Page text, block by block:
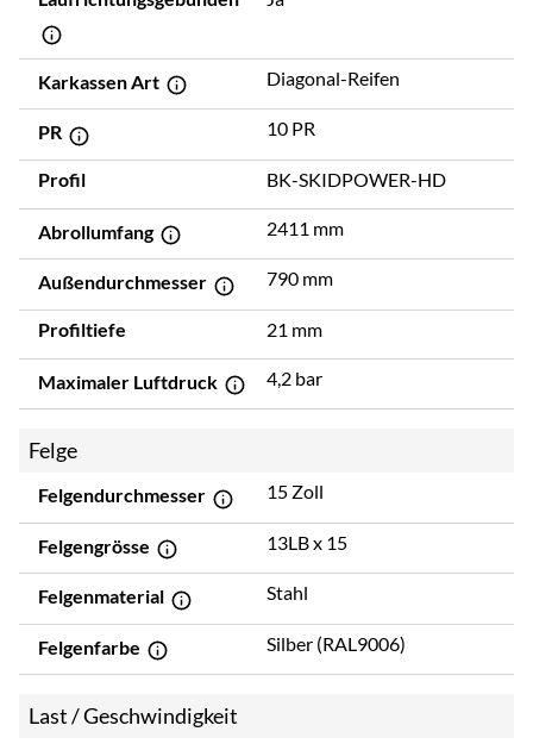
Karkassen Art Diagonal-Reifen
PR 10 PR
Profil BK-SKIDPOWER-HD
Abrollumfang 2411 mm
Außendurchmesser 790 mm
Profiltiefe 21 mm
Maximaler Luftdruck 4,2 bar
Felge
Felgendurchmesser 15 Zoll
Felgengrösse 13LB x 15
Felgenmaterial Stahl
Felgenfarbe Silber (RAL9006)
Last / Geschwindigkeit